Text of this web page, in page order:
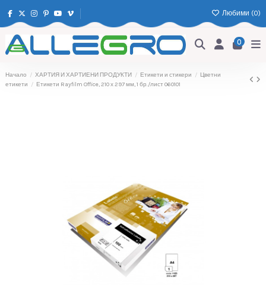
Любими (0)
0
Начало ХАРТИЯ И ХАРТИЕНИ ПРОДУКТИ Етикети и стикери
Цветни
етикети
Етикети Rayfilm Office, 210 х 297 мм, 1 бр./лист 060101